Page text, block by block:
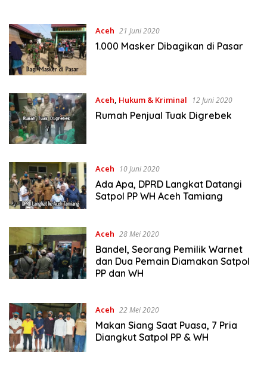
Aceh 21 Juni 2020
1.000 Masker Dibagikan di Pasar
Aceh, Hukum & Kriminal 12 Juni 2020
Rumah Penjual Tuak Digrebek
Aceh 10 Juni 2020
Ada Apa, DPRD Langkat Datangi
Satpol PP WH Aceh Tamiang
Aceh 28 Mei 2020
Bandel, Seorang Pemilik Warnet
dan Dua Pemain Diamakan Satpol
PP dan WH
Aceh 22 Mei 2020
Makan Siang Saat Puasa, 7 Pria
Diangkut Satpol PP & WH